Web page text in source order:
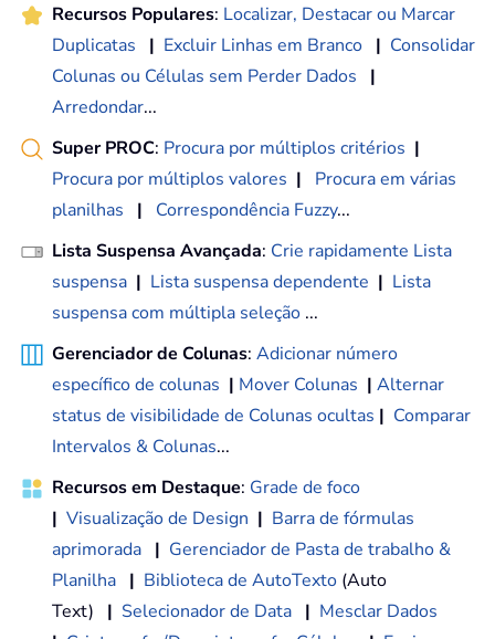
Recursos Populares: Localizar, Destacar ou Marcar
Duplicatas
| Excluir Linhas em Branco | Consolidar
Colunas ou Células sem Perder Dados
|
Arredondar...
Super PROC: Procura por múltiplos critérios |
Procura por múltiplos valores |
Procura em várias
planilhas
| Correspondência Fuzzy...
Lista Suspensa Avançada: Crie rapidamente Lista
suspensa | Lista suspensa dependente | Lista
suspensa com múltipla seleção ...
Gerenciador de Colunas: Adicionar número
específico de colunas | Mover Colunas | Alternar
status de visibilidade de Colunas ocultas | Comparar
Intervalos & Colunas...
Recursos em Destaque: Grade de foco
| Visualização de Design | Barra de fórmulas
aprimorada | Gerenciador de Pasta de trabalho &
Planilha | Biblioteca de AutoTexto (Auto
Text) | Selecionador de Data | Mesclar Dados